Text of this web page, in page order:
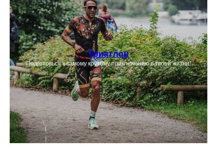
Триатлон
Подготовься к самому крутому приключению в твоей жизни!